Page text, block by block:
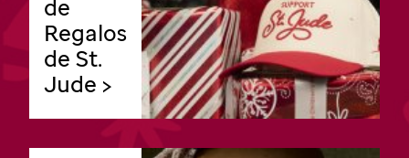
de
Regalos
de St.
Jude >